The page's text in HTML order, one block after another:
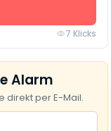
7 Klicks
Alarm
direkt per E-Mail.